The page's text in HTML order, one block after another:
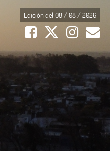
Edición del 08 / 08 / 2026